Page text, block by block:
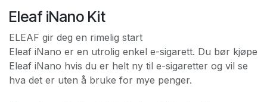
Eleaf iNano Kit
ELEAF gir deg en rimelig start
Eleaf iNano er en utrolig enkel e-sigarett. Du bør kjøpe
Eleaf iNano hvis du er helt ny til e-sigaretter og vil se
hva det er uten å bruke for mye penger.